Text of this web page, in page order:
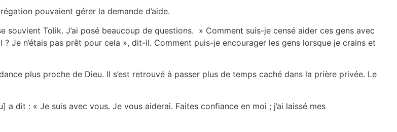
pouvaient gérer la demande d’aide.
souvient Tolik. J’ai posé beaucoup de questions. » Comment suis-je censé aider ces gens avec
Je n’étais pas prêt pour cela », dit-il. Comment puis-je encourager les gens lorsque je crains et
plus proche de Dieu. Il s’est retrouvé à passer plus de temps caché dans la prière privée. Le
a dit : « Je suis avec vous. Je vous aiderai. Faites confiance en moi ; j’ai laissé mes